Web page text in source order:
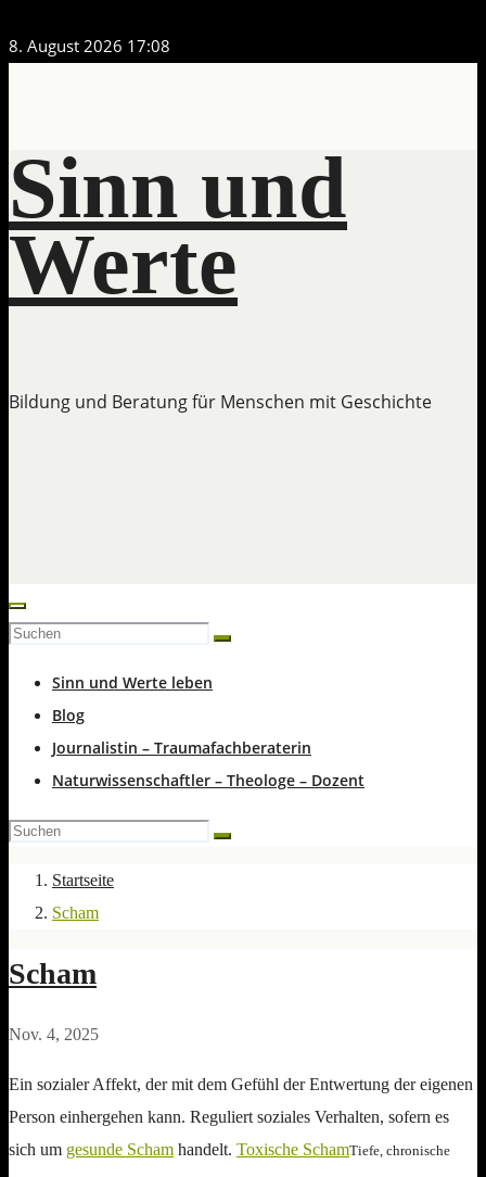
Zum
8. August 2026 17:08
Sinn und
Werte
Bildung und Beratung für Menschen mit Geschichte
Sinn und Werte leben
Blog
Journalistin – Traumafachberaterin
Naturwissenschaftler – Theologe – Dozent
Startseite
Scham
Scham
Nov. 4, 2025
Ein sozialer Affekt, der mit dem Gefühl der Entwertung der eigenen
Person einhergehen kann. Reguliert soziales Verhalten, sofern es
sich um gesunde Scham handelt. Toxische SchamTiefe, chronische